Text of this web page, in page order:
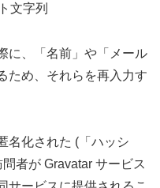
文字列
に、「名前」や「メール
ため、それらを再入力す
名化された (「ハッシ
者が Gravatar サービス